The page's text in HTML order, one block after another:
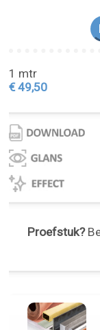
1 mtr
€ 49,50
Proefstuk?